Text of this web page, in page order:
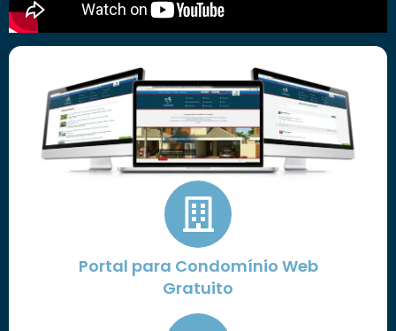
Portal para Condomínio Web
Gratuito